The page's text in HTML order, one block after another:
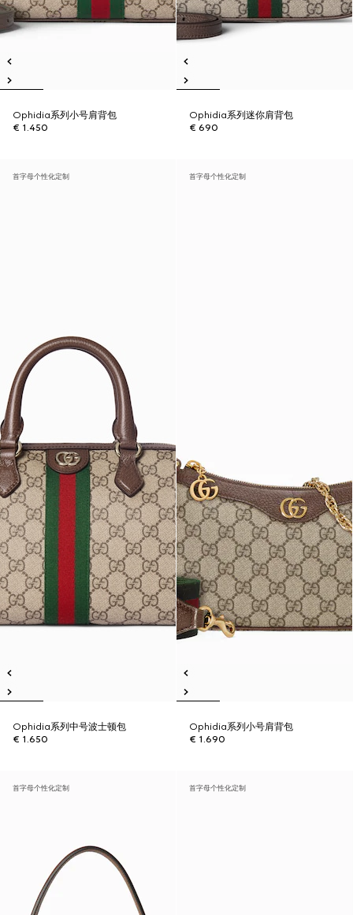
Ophidia系列小号肩背包
€ 1.450
Ophidia系列迷你肩背包
€ 690
首字母个性化定制
Ophidia系列中号波士顿包
€ 1.650
首字母个性化定制
Ophidia系列小号肩背包
€ 1.690
首字母个性化定制 首字母个性化定制